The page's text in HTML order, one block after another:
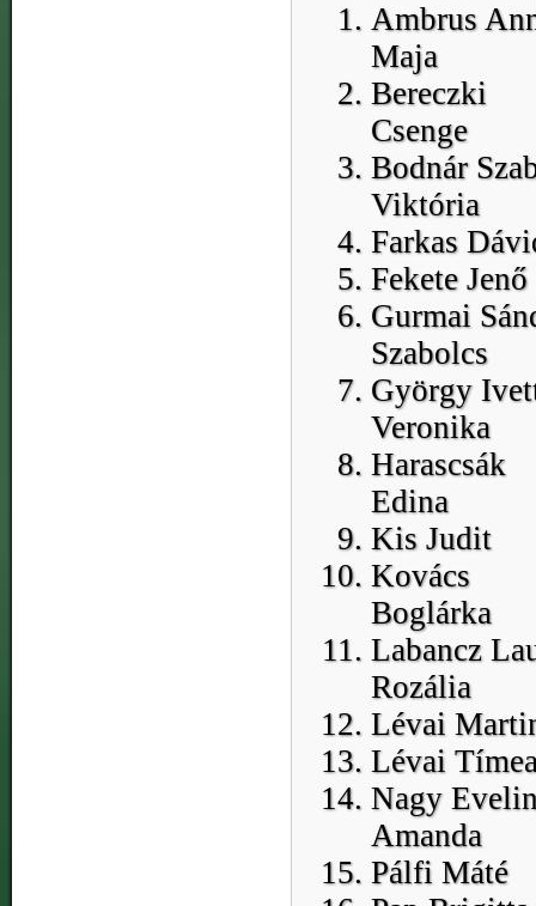
Ambrus
Maja
Bereczki
Csenge
Bodnár
Viktória
Farkas
Fekete Jenő
Gurmai
Szabolcs
György
Veronika
Harascsák
Edina
Kis Judit
Kovács
Boglárka
Labancz
Rozália
Lévai
Lévai
Nagy
Amanda
Pálfi Máté